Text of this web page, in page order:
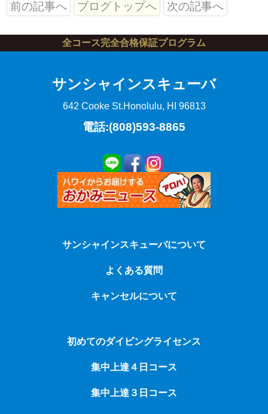
前の記事へ ブログトップへ 次の記事へ
全コース完全合格保証プログラム
サンシャインスキューバ
642 Cooke St.Honolulu, HI 96813
電話:(808)593-8865
サンシャインスキューバについて
よくある質問
キャンセルについて
初めてのダイビングライセンス
集中上達４日コース
集中上達３日コース